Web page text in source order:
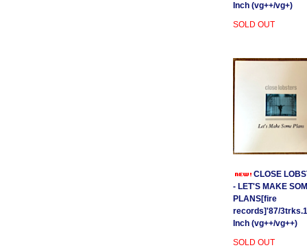
Inch (vg++/vg+)
SOLD OUT
CLOSE
- LET'S MAKE
PLANS[fire
records]'87/
Inch (vg++/vg++)
SOLD OUT